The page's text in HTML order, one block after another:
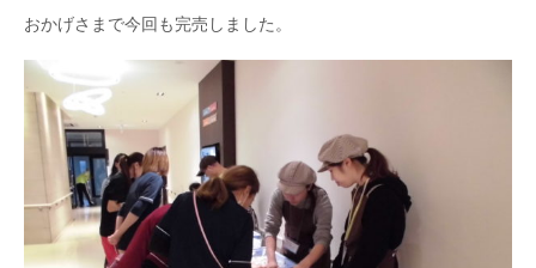
おかげさまで今回も完売しました。